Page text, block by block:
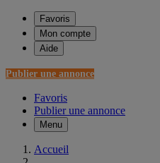
Favoris
Mon compte
Aide
Publier une annonce
Favoris
Publier une annonce
Menu
Accueil